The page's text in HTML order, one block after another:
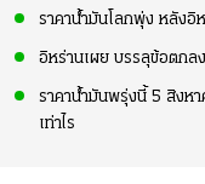
ราคาน้ำมันโลกพุ่ง หลังอิ
อิหร่านเผย บรรลุข้อตกล
ราคาน้ำมันพรุ่งนี้ 5 สิงห
เท่าไร